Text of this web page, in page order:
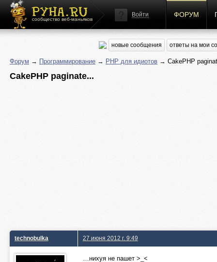
сообщество веб-маньяков
Войти ФОРУМ
новые сообщения ответы на мои
Форум → Программирование → PHP для идиотов → CakePHP
CakePHP paginate...
technobulka 27 июня 2012 г. 9:49
…нихуя не пашет >_<